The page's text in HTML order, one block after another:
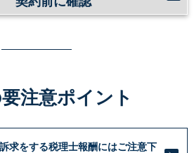
注意ポイント
訴求をする税理士報酬にはご注意下